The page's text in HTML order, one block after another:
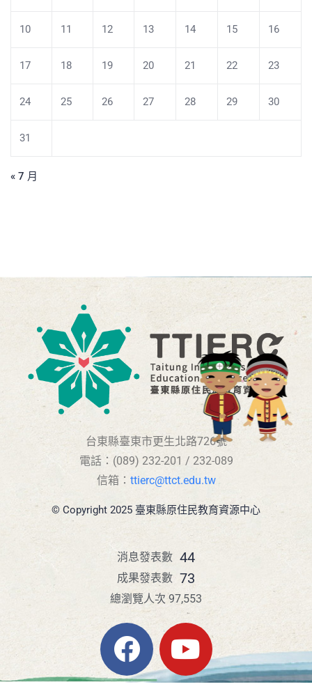
10 11 12 13 14 15 16
17 18 19 20 21 22 23
24 25 26 27 28 29 30
31
« 7 月
台東縣臺東市更生北路726號
電話：(089) 232-201 / 232-089
信箱： ttierc@ttct.edu.tw
© Copyright 2025 臺東縣原住民教育資源中心
44
消息發表數
73
成果發表數
總瀏覽人次 97,553